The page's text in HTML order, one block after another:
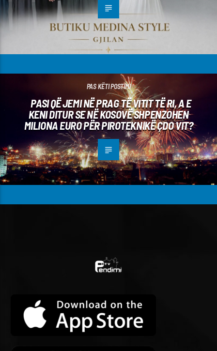
PAS KËTI POSTIMI
PASI QË JEMI NË PRAG TË VITIT TË RI, A E
KENI DITUR SE NË KOSOVË SHPENZOHEN
MILIONA EURO PËR PIROTEKNIKË ÇDO VIT?